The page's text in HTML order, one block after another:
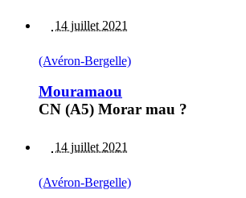
14 juillet 2021
(Avéron-Bergelle)
Mouramaou
CN (A5) Morar mau ?
14 juillet 2021
(Avéron-Bergelle)